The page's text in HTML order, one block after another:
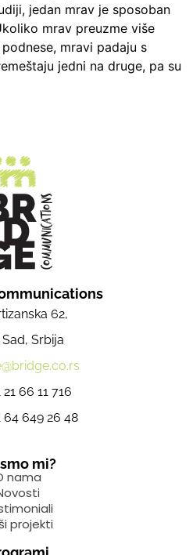
jedan mrav je sposoban
mrav preuzme više
mravi padaju s
jedni na druge, pa su
62,
Srbija
21 66 11 716
64 649 26 48
mi?
nama
projekti